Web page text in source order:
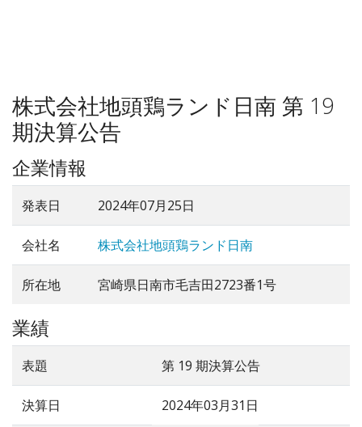
株式会社地頭鶏ランド日南 第 19
期決算公告
企業情報
発表日 2024年07月25日
会社名 株式会社地頭鶏ランド日南
所在地 宮崎県日南市毛吉田2723番1号
業績
表題 第 19 期決算公告
決算日 2024年03月31日